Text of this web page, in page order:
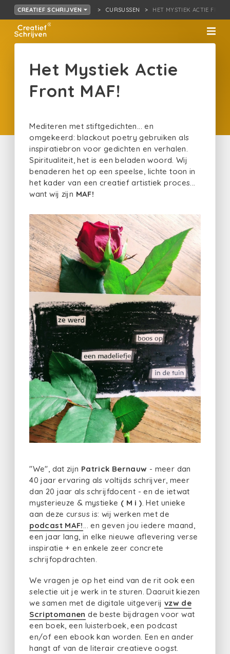
CREATIEF SCHRIJVEN CURSUSSEN HET MYSTIEK ACTIE
Het Mystiek Actie
Front MAF!
Mediteren met stiftgedichten... en
omgekeerd: blackout poetry gebruiken als
inspiratiebron voor gedichten en verhalen.
Spiritualiteit, het is een beladen woord. Wij
benaderen het op een speelse, lichte toon in
het kader van een creatief artistiek proces...
want wij zijn MAF!
"We", dat zijn Patrick Bernauw - meer dan
40 jaar ervaring als voltijds schrijver, meer
dan 20 jaar als schrijfdocent - en de ietwat
mysterieuze & mystieke ( M i ). Het unieke
aan deze cursus is: wij werken met de
podcast MAF!... en geven jou iedere maand,
een jaar lang, in elke nieuwe aflevering verse
inspiratie + en enkele zeer concrete
schrijfopdrachten.
We vragen je op het eind van de rit ook een
selectie uit je werk in te sturen. Daaruit kiezen
we samen met de digitale uitgeverij vzw de
Scriptomanen de beste bijdragen voor wat
een boek, een luisterboek, een podcast
en/of een ebook kan worden. Een en ander
hangt af van de literair creatieve oogst.